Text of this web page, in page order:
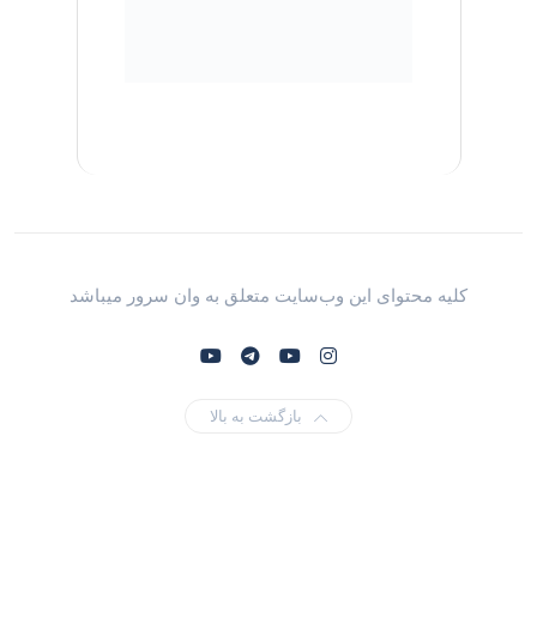
کلیه محتوای این وب‌سایت متعلق به وان سرور میباشد
بازگشت به بالا